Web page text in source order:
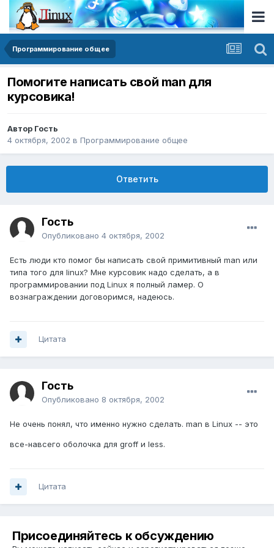
Программирование общее
Помогите написать свой man для
курсовика!
Автор Гость
4 октября, 2002 в Программирование общее
Ответить
Гость
Опубликовано 4 октября, 2002
Есть люди кто помог бы написать свой примитивный man или
типа того для linux? Мне курсовик надо сделать, а в
программировании под Linux я полный ламер. О
вознаграждении договоримся, надеюсь.
Цитата
Гость
Опубликовано 8 октября, 2002
Не очень понял, что именно нужно сделать. man в Linux -- это
все-навсего оболочка для groff и less.
Цитата
Присоединяйтесь к обсуждению